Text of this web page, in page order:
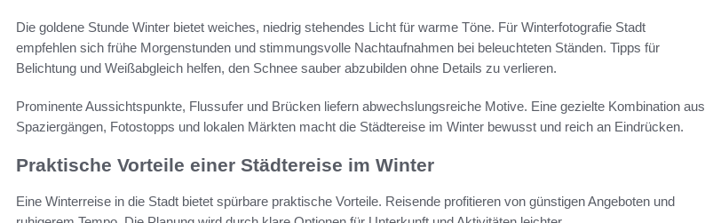
Die goldene Stunde Winter bietet weiches, niedrig stehendes Licht für warme Töne. Für Winterfotografie Stadt
empfehlen sich frühe Morgenstunden und stimmungsvolle Nachtaufnahmen bei beleuchteten Ständen. Tipps für
Belichtung und Weißabgleich helfen, den Schnee sauber abzubilden ohne Details zu verlieren.
Prominente Aussichtspunkte, Flussufer und Brücken liefern abwechslungsreiche Motive. Eine gezielte Kombination aus
Spaziergängen, Fotostopps und lokalen Märkten macht die Städtereise im Winter bewusst und reich an Eindrücken.
Praktische Vorteile einer Städtereise im Winter
Eine Winterreise in die Stadt bietet spürbare praktische Vorteile. Reisende profitieren von günstigen Angeboten und